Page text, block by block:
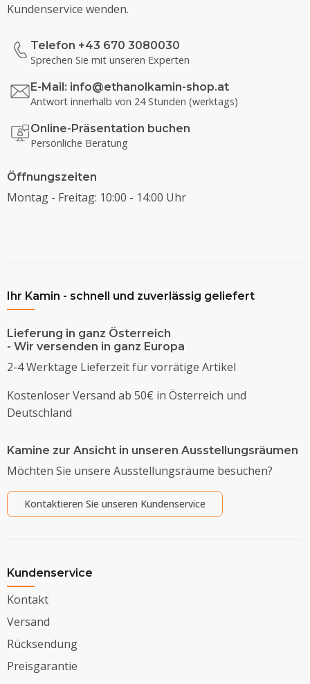
Kundenservice wenden.
Telefon +43 670 3080030
Sprechen Sie mit unseren Experten
E-Mail: info@ethanolkamin-shop.at
Antwort innerhalb von 24 Stunden (werktags)
Online-Präsentation buchen
Persönliche Beratung
Öffnungszeiten
Montag - Freitag: 10:00 - 14:00 Uhr
Ihr Kamin - schnell und zuverlässig geliefert
Lieferung in ganz Österreich
- Wir versenden in ganz Europa
2-4 Werktage Lieferzeit für vorrätige Artikel
Kostenloser Versand ab 50€ in Österreich und
Deutschland
Kamine zur Ansicht in unseren Ausstellungsräumen
Möchten Sie unsere Ausstellungsräume besuchen?
Kontaktieren Sie unseren Kundenservice
Kundenservice
Kontakt
Versand
Rücksendung
Preisgarantie